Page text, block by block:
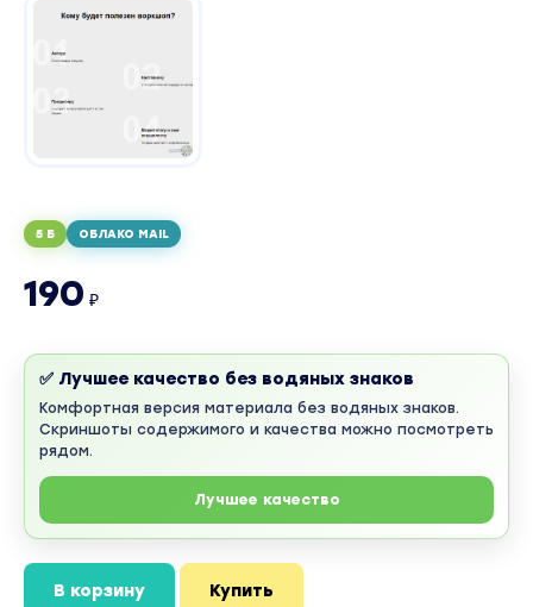
5 Б ОБЛАКО MAIL
190 ₽
✅ Лучшее качество без водяных знаков
Комфортная версия материала без водяных знаков.
Скриншоты содержимого и качества можно посмотреть
рядом.
Лучшее качество
В корзину Купить